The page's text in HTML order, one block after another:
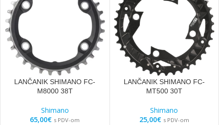
LANČANIK SHIMANO FC-
M8000 38T
Shimano
65,00€ s PDV-om
LANČANIK SHIMANO FC-
MT500 30T
Shimano
25,00€ s PDV-om